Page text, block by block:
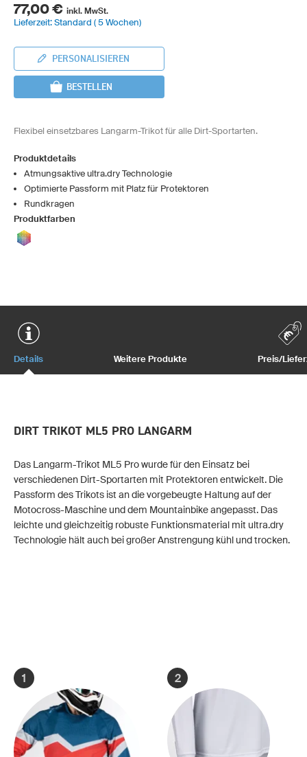
77,00 € inkl. MwSt.
Lieferzeit: Standard ( 5 Wochen)
PERSONALISIEREN
BESTELLEN
Flexibel einsetzbares Langarm-Trikot für alle Dirt-Sportarten.
Produktdetails
Atmungsaktive ultra.dry Technologie
Optimierte Passform mit Platz für Protektoren
Rundkragen
Produktfarben
Details Weitere Produkte Preis/
DIRT TRIKOT ML5 PRO LANGARM
Das Langarm-Trikot ML5 Pro wurde für den Einsatz bei
verschiedenen Dirt-Sportarten mit Protektoren entwickelt. Die
Passform des Trikots ist an die vorgebeugte Haltung auf der
Motocross-Maschine und dem Mountainbike angepasst. Das
leichte und gleichzeitig robuste Funktionsmaterial mit ultra.dry
Technologie hält auch bei großer Anstrengung kühl und trocken.
1 2